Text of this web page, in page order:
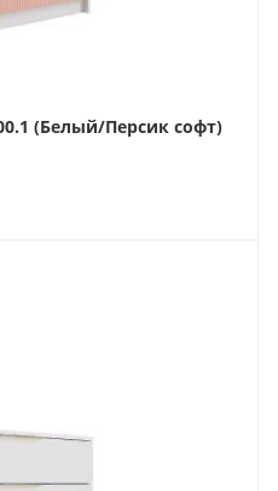
(Белый/Персик софт)